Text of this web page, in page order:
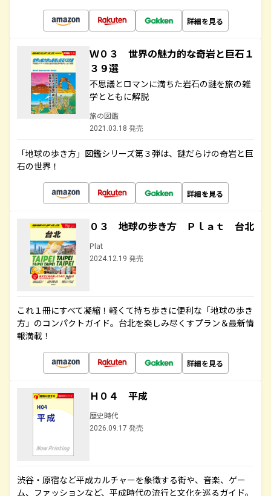
詳細を見る
Ｗ０３ 世界の魅力的な奇岩と巨石１
３９選
不思議とロマンに満ちた岩石の謎を旅の雑
学とともに解説
旅の図鑑
2021.03.18 発売
「地球の歩き方」図鑑シリーズ第３弾は、謎だらけの奇岩と巨
石の世界！
詳細を見る
０３ 地球の歩き方 Ｐｌａｔ 台北
Plat
2024.12.19 発売
これ１冊にすべて凝縮！軽くて持ち歩きに便利な「地球の歩き
方」のコンパクトガイド。台北を楽しみ尽くすプラン＆最新情
報満載！
詳細を見る
Ｈ０４ 平成
歴史時代
2026.09.17 発売
渋谷・原宿など平成カルチャーを象徴する街や、音楽、ゲー
ム、ファッションなど、平成時代の流行と文化を巡るガイド。